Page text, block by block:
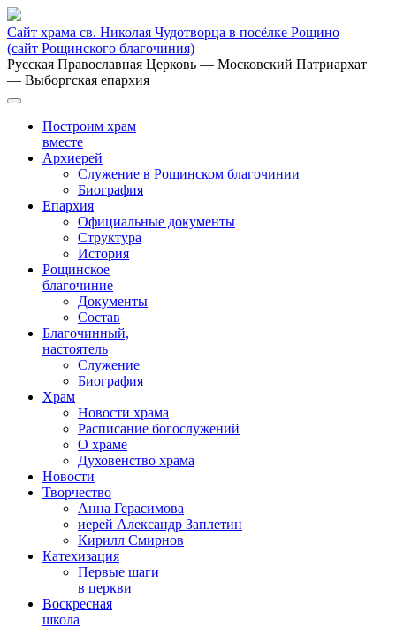
Сайт храма св. Николая Чудотворца в посёлке Рощино
(сайт Рощинского благочиния)
Русская Православная Церковь — Московский Патриархат
— Выборгская епархия
Построим храм
вместе
Архиерей
Служение в Рощинском благочинии
Биография
Епархия
Официальные документы
Структура
История
Рощинское
благочиние
Документы
Состав
Благочинный,
настоятель
Служение
Биография
Храм
Новости храма
Расписание богослужений
О храме
Духовенство храма
Новости
Творчество
Анна Герасимова
иерей Александр Заплетин
Кирилл Смирнов
Катехизация
Первые шаги
в церкви
Воскресная
школа